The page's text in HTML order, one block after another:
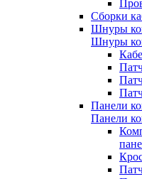
Сборки
Шнуры
Шнуры
Панели
Панели